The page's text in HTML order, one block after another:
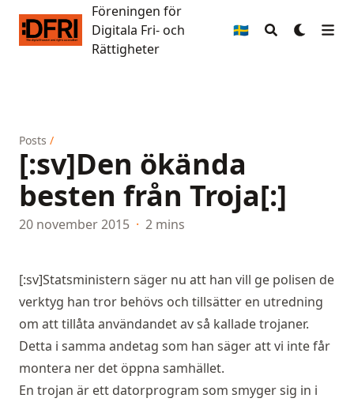
Föreningen för Digitala Fri- och Rättigheter
Föreningen för
Digitala Fri- och
Rättigheter
🇸🇪
Posts /
[:sv]Den ökända
besten från Troja[:]
20 november 2015 · 2 mins
[:sv]Statsministern säger nu att han vill ge polisen de
verktyg han tror behövs och tillsätter en utredning
om att tillåta användandet av så kallade trojaner.
Detta i samma andetag som han säger att vi inte får
montera ner det öppna samhället.
En trojan är ett datorprogram som smyger sig in i